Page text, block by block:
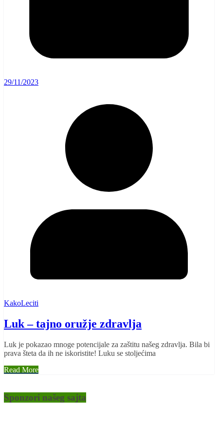
29/11/2023
KakoLeciti
Luk – tajno oružje zdravlja
Luk je pokazao mnoge potencijale za zaštitu našeg zdravlja. Bila bi
prava šteta da ih ne iskoristite! Luku se stoljećima
Read More
Sponzori našeg sajta